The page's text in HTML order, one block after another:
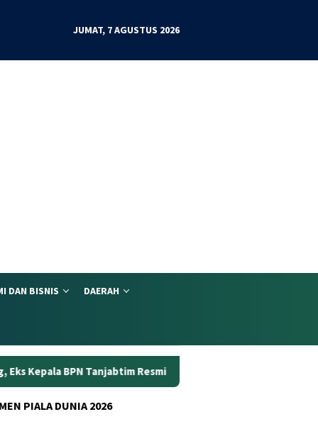
JUMAT, 7 AGUSTUS 2026
DAN BISNIS DAERAH
Resmi Ditahan Dunia Kerja Berubah, Kemnaker
PIALA DUNIA 2026